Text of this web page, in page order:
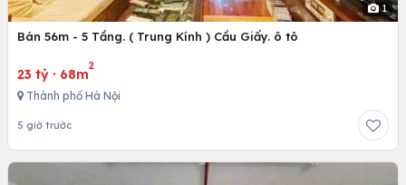
1
Bán 56m - 5 Tầng. ( Trung Kính ) Cầu Giấy. ô tô
23 tỷ · 68m
2
Thành phố Hà Nội
5 giờ trước